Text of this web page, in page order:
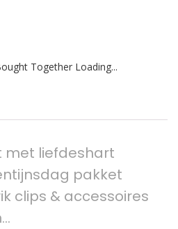
Together Loading...
met liefdeshart
pakket
clips & accessoires